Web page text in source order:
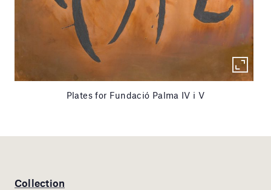
Plates for Fundació Palma IV i V
Collection